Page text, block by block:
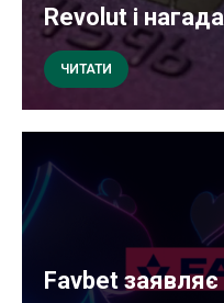
Revolut і
ЧИТАТИ
Favbet